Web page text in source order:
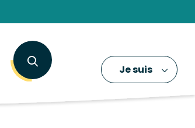
Je suis